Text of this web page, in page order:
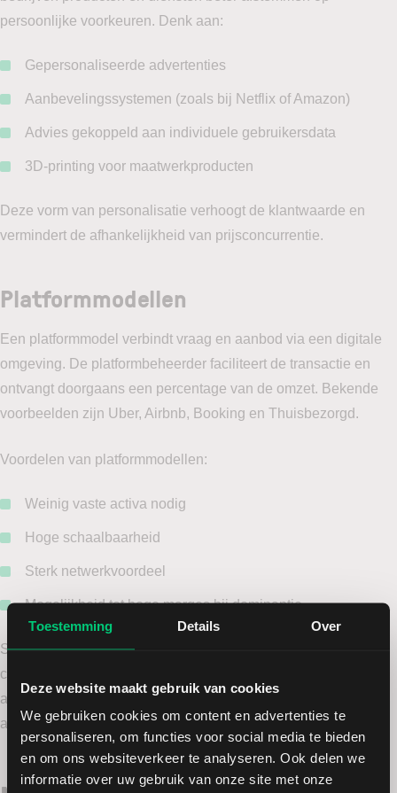
Toestemming Details Over
Deze website maakt gebruik van cookies
We gebruiken cookies om content en advertenties te
personaliseren, om functies voor social media te bieden
en om ons websiteverkeer te analyseren. Ook delen we
informatie over uw gebruik van onze site met onze
persoonlijke voorkeuren. Denk aan:
Gepersonaliseerde advertenties
Aanbevelingssystemen (zoals bij Netflix of Amazon)
Advies gekoppeld aan individuele gebruikersdata
3D-printing voor maatwerkproducten
Deze vorm van personalisatie verhoogt de klantwaarde en
vermindert de afhankelijkheid van prijsconcurrentie.
Platformmodellen
Een platformmodel verbindt vraag en aanbod via een digitale
omgeving. De platformbeheerder faciliteert de transactie en
ontvangt doorgaans een percentage van de omzet. Bekende
voorbeelden zijn Uber, Airbnb, Booking en Thuisbezorgd.
Voordelen van platformmodellen:
Weinig vaste activa nodig
Hoge schaalbaarheid
Sterk netwerkvoordeel
Mogelijkheid tot hoge marges bij dominantie
Succesvolle platforms creëren overstapdrempels (“switching
costs”) en profiteren van netwerkeffecten, waarbij het platform
aantrekkelijker wordt naarmate meer gebruikers zich
aansluiten.